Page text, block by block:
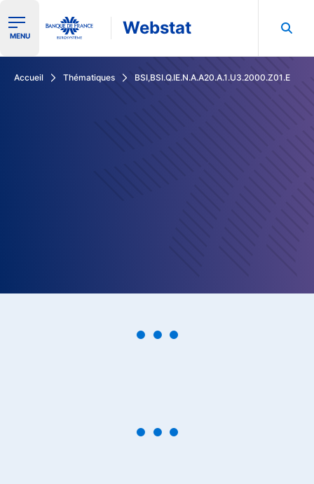
Ouvrir le menu de navigation
MENU Webstat
Accueil Thématiques BSI,BSI.Q.IE.N.A.A20.A.1.U3.2000.Z01.E